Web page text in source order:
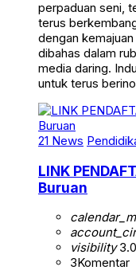
perpaduan seni,
terus
dengan
dibahas dalam
media daring.
untuk terus
21 News
LINK
Buruan
visibility
3Komentar